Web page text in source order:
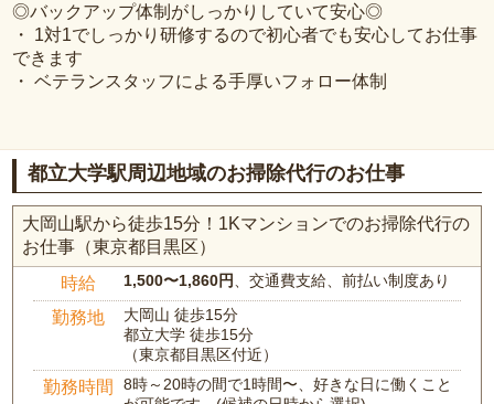
◎バックアップ体制がしっかりしていて安心◎
・ 1対1でしっかり研修するので初心者でも安心してお仕事
できます
・ ベテランスタッフによる手厚いフォロー体制
都立大学駅周辺地域のお掃除代行のお仕事
大岡山駅から徒歩15分！1Kマンションでのお掃除代行の
お仕事（東京都目黒区）
時給 1,500〜1,860円、交通費支給、前払い制度あり
勤務地
大岡山 徒歩15分
都立大学 徒歩15分
（東京都目黒区付近）
勤務時間
8時～20時の間で1時間〜、好きな日に働くこと